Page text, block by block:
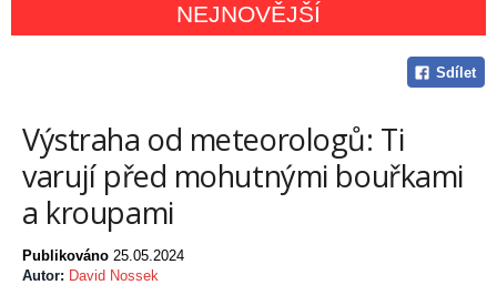
NEJNOVĚJŠÍ
Sdílet
Výstraha od meteorologů: Ti
varují před mohutnými bouřkami
a kroupami
Publikováno 25.05.2024
Autor: David Nossek